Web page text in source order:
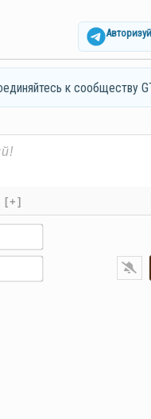
к сообществу
[+]
Имя*
Email*